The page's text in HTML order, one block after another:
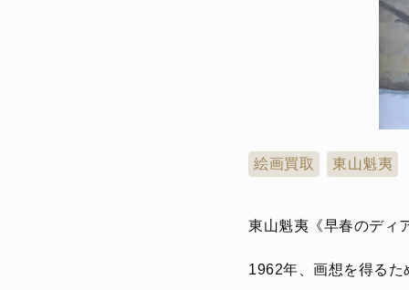
絵画買取 東山魁夷
東山魁夷《早春のディ
1962年、画想を得る